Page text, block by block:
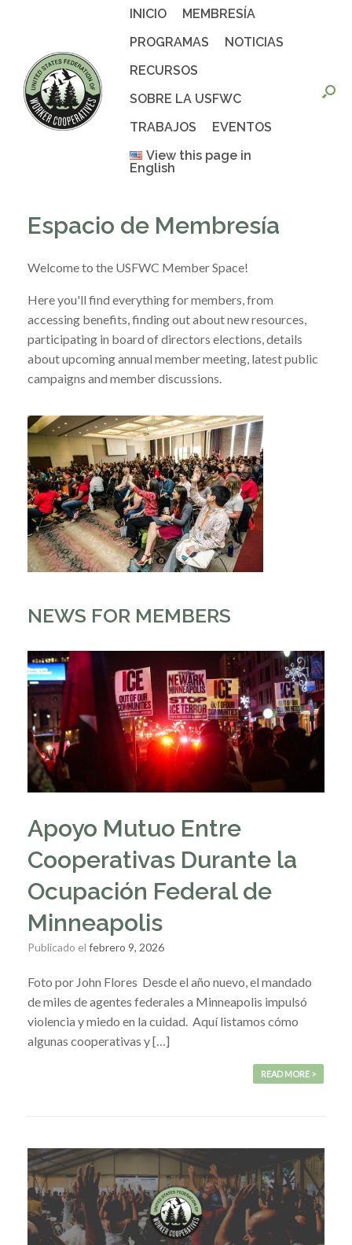
INICIO
MEMBRESÍA
PROGRAMAS
NOTICIAS
RECURSOS
SOBRE LA USFWC
TRABAJOS
EVENTOS
View this page in
English
Espacio de Membresía
Welcome to the USFWC Member Space!
Here you'll find everything for members, from
accessing benefits, finding out about new resources,
participating in board of directors elections, details
about upcoming annual member meeting, latest public
campaigns and member discussions.
NEWS FOR MEMBERS
Apoyo Mutuo Entre
Cooperativas Durante la
Ocupación Federal de
Minneapolis
Publicado el febrero 9, 2026
Foto por John Flores Desde el año nuevo, el mandado
de miles de agentes federales a Minneapolis impulsó
violencia y miedo en la cuidad. Aquí listamos cómo
algunas cooperativas y […]
READ MORE >